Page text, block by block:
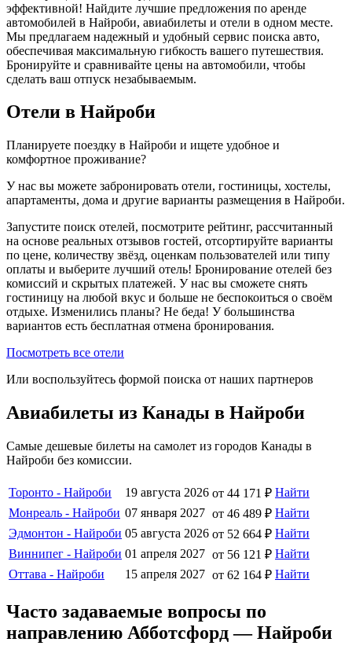
эффективной! Найдите лучшие предложения по аренде
автомобилей в Найроби, авиабилеты и отели в одном месте.
Мы предлагаем надежный и удобный сервис поиска авто,
обеспечивая максимальную гибкость вашего путешествия.
Бронируйте и сравнивайте цены на автомобили, чтобы
сделать ваш отпуск незабываемым.
Отели в Найроби
Планируете поездку в Найроби и ищете удобное и
комфортное проживание?
У нас вы можете забронировать отели, гостиницы, хостелы,
апартаменты, дома и другие варианты размещения в Найроби.
Запустите поиск отелей, посмотрите рейтинг, рассчитанный
на основе реальных отзывов гостей, отсортируйте варианты
по цене, количеству звёзд, оценкам пользователей или типу
оплаты и выберите лучший отель! Бронирование отелей без
комиссий и скрытых платежей. У нас вы сможете снять
гостиницу на любой вкус и больше не беспокоиться о своём
отдыхе. Изменились планы? Не беда! У большинства
вариантов есть бесплатная отмена бронирования.
Посмотреть все отели
Или воспользуйтесь формой поиска от наших партнеров
Авиабилеты из Канады в Найроби
Самые дешевые билеты на самолет из городов Канады в
Найроби без комиссии.
Торонто - Найроби 19 августа 2026 от 44 171 ₽ Найти
Монреаль - Найроби 07 января 2027 от 46 489 ₽ Найти
Эдмонтон - Найроби 05 августа 2026 от 52 664 ₽ Найти
Виннипег - Найроби 01 апреля 2027 от 56 121 ₽ Найти
Оттава - Найроби
15 апреля 2027 от 62 164 ₽ Найти
Часто задаваемые вопросы по
направлению Абботсфорд — Найроби